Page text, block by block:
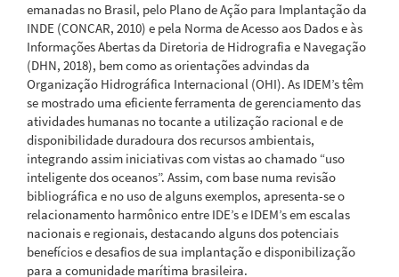
emanadas no Brasil, pelo Plano de Ação para Implantação da
INDE (CONCAR, 2010) e pela Norma de Acesso aos Dados e às
Informações Abertas da Diretoria de Hidrografia e Navegação
(DHN, 2018), bem como as orientações advindas da
Organização Hidrográfica Internacional (OHI). As IDEM’s têm
se mostrado uma eficiente ferramenta de gerenciamento das
atividades humanas no tocante a utilização racional e de
disponibilidade duradoura dos recursos ambientais,
integrando assim iniciativas com vistas ao chamado “uso
inteligente dos oceanos”. Assim, com base numa revisão
bibliográfica e no uso de alguns exemplos, apresenta-se o
relacionamento harmônico entre IDE’s e IDEM’s em escalas
nacionais e regionais, destacando alguns dos potenciais
benefícios e desafios de sua implantação e disponibilização
para a comunidade marítima brasileira.